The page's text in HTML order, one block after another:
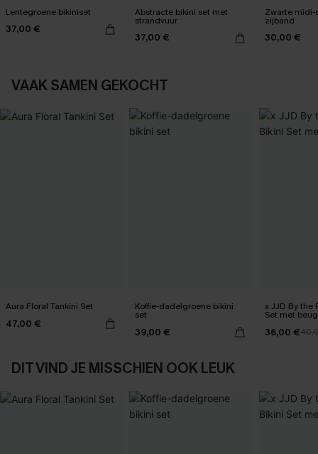
Lentegroene bikiniset
37,00 €
Abstracte bikini set met
strandvuur
37,00 €
Zwarte midi-
zijband
30,00 €
VAAK SAMEN GEKOCHT
Aura Floral Tankini Set
47,00 €
Koffie-dadelgroene bikini
set
39,00 €
x JJD By the
Set met
36,00 €
DIT VIND JE MISSCHIEN OOK LEUK